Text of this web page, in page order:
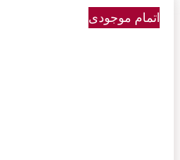
اتمام موجودی